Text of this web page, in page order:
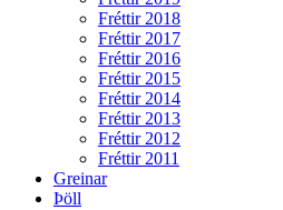
Fréttir 2018
Fréttir 2017
Fréttir 2016
Fréttir 2015
Fréttir 2014
Fréttir 2013
Fréttir 2012
Fréttir 2011
Greinar
Þöll